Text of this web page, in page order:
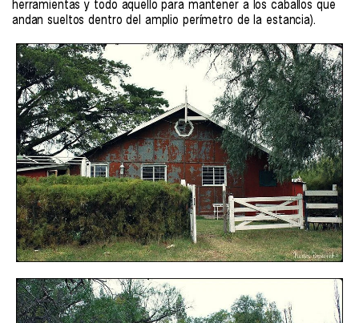
herramientas y todo aquello para mantener a los caballos que
andan sueltos dentro del amplio perímetro de la estancia).